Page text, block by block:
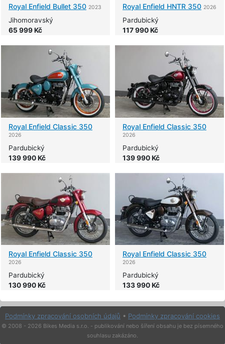
Royal Enfield Bullet 350 2023
Jihomoravský
65 999 Kč
Royal Enfield HNTR 350 2026
Pardubický
117 990 Kč
Royal Enfield Classic 350
2026
Pardubický
139 990 Kč
Royal Enfield Classic 350
2026
Pardubický
139 990 Kč
Royal Enfield Classic 350
2026
Pardubický
130 990 Kč
Royal Enfield Classic 350
2026
Pardubický
133 990 Kč
Podmínky zpracování osobních údajů • Podmínky zpracování cookies
© 2008 - 2026 Bikes Media s.r.o. - publikování nebo šíření obsahu je bez písemného
souhlasu zakázáno.